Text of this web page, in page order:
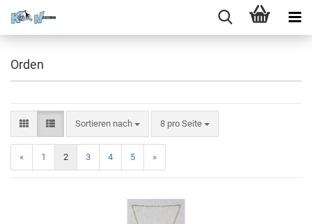
Orden
Sortieren nach 8 pro Seite
« 1 2 3 4 5 »